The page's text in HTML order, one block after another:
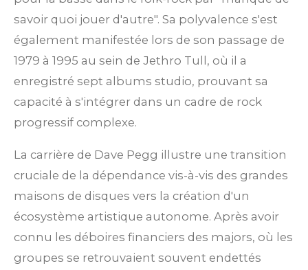
savoir quoi jouer d'autre". Sa polyvalence s'est
également manifestée lors de son passage de
1979 à 1995 au sein de Jethro Tull, où il a
enregistré sept albums studio, prouvant sa
capacité à s'intégrer dans un cadre de rock
progressif complexe.
La carrière de Dave Pegg illustre une transition
cruciale de la dépendance vis-à-vis des grandes
maisons de disques vers la création d'un
écosystème artistique autonome. Après avoir
connu les déboires financiers des majors, où les
groupes se retrouvaient souvent endettés